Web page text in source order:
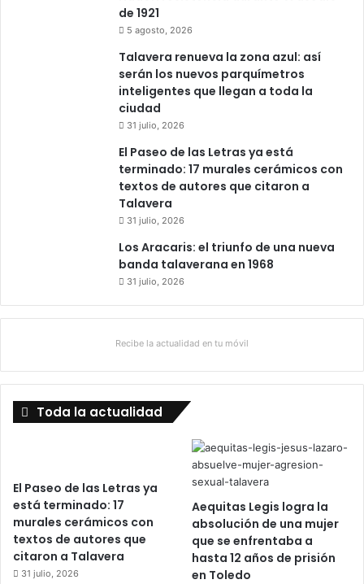
de 1921
5 agosto, 2026
Talavera renueva la zona azul: así
serán los nuevos parquímetros
inteligentes que llegan a toda la
ciudad
31 julio, 2026
El Paseo de las Letras ya está
terminado: 17 murales cerámicos con
textos de autores que citaron a
Talavera
31 julio, 2026
Los Aracaris: el triunfo de una nueva
banda talaverana en 1968
31 julio, 2026
Recibe la actualidad en tu móvil
Toda la actualidad
El Paseo de las Letras ya
está terminado: 17
murales cerámicos con
textos de autores que
citaron a Talavera
31 julio, 2026
Aequitas Legis logra la
absolución de una mujer
que se enfrentaba a
hasta 12 años de prisión
en Toledo